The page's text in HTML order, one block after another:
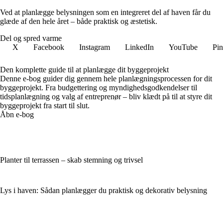
Ved at planlægge belysningen som en integreret del af haven får du
glæde af den hele året – både praktisk og æstetisk.
Del og spred varme
X
Facebook Instagram LinkedIn YouTube
Den komplette guide til at planlægge dit byggeprojekt
Denne e-bog guider dig gennem hele planlægningsprocessen for dit
byggeprojekt. Fra budgettering og myndighedsgodkendelser til
tidsplanlægning og valg af entreprenør – bliv klædt på til at styre dit
byggeprojekt fra start til slut.
Åbn e-bog
Planter til terrassen – skab stemning og trivsel
Lys i haven: Sådan planlægger du praktisk og dekorativ belysning